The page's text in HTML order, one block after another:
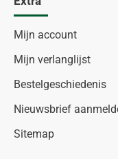
Mijn account
Mijn verlanglijst
Bestelgeschiedenis
Nieuwsbrief
Sitemap